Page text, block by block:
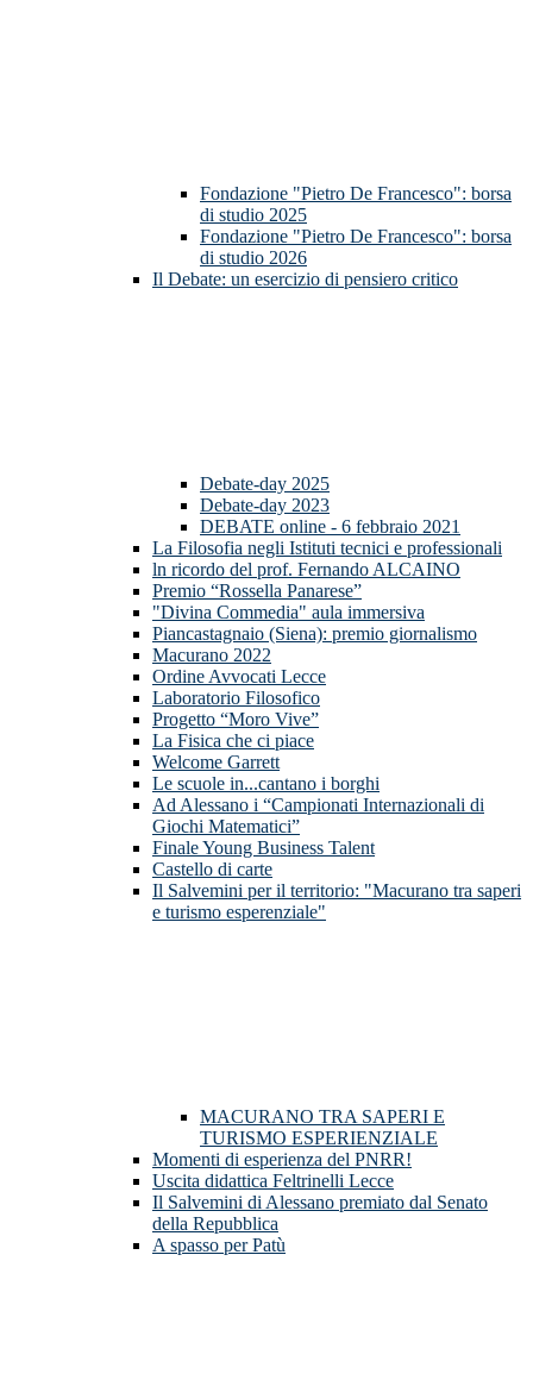
Fondazione "Pietro De Francesco": borsa
di studio 2025
Fondazione "Pietro De Francesco": borsa
di studio 2026
Il Debate: un esercizio di pensiero critico
Debate-day 2025
Debate-day 2023
DEBATE online - 6 febbraio 2021
La Filosofia negli Istituti tecnici e professionali
ln ricordo del prof. Fernando ALCAINO
Premio “Rossella Panarese”
"Divina Commedia" aula immersiva
Piancastagnaio (Siena): premio giornalismo
Macurano 2022
Ordine Avvocati Lecce
Laboratorio Filosofico
Progetto “Moro Vive”
La Fisica che ci piace
Welcome Garrett
Le scuole in...cantano i borghi
Ad Alessano i “Campionati Internazionali di
Giochi Matematici”
Finale Young Business Talent
Castello di carte
Il Salvemini per il territorio: "Macurano tra saperi
e turismo esperenziale"
MACURANO TRA SAPERI E
TURISMO ESPERIENZIALE
Momenti di esperienza del PNRR!
Uscita didattica Feltrinelli Lecce
Il Salvemini di Alessano premiato dal Senato
della Repubblica
A spasso per Patù